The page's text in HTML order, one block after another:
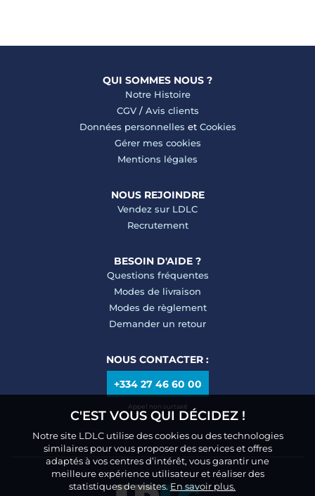
QUI SOMMES NOUS ?
Notre Histoire
CGV/ Avis clients
Données personnelles et Cookies
Gérer mes cookies
Mentions légales
NOUS REJOINDRE
Vendez sur LDLC
Recrutement
BESOIN D'AIDE ?
Questions fréquentes
Modes de livraison
Modes de règlement
Demander un retour
NOUS CONTACTER :
+334 27 46 60 00
Appel non surtaxé
C'EST VOUS QUI DÉCIDEZ !
Notre site LDLC utilise des cookies ou des technologies
similaires pour vous proposer des services et offres
adaptés à vos centres d’intérêt, vous garantir une
meilleure expérience utilisateur et réaliser des
statistiques de visites.En savoir plus.